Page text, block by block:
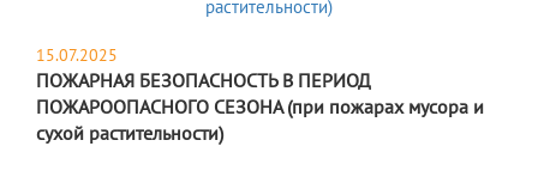
15.07.2025
ПОЖАРНАЯ БЕЗОПАСНОСТЬ В ПЕРИОД
ПОЖАРООПАСНОГО СЕЗОНА (при пожарах мусора и
сухой растительности)